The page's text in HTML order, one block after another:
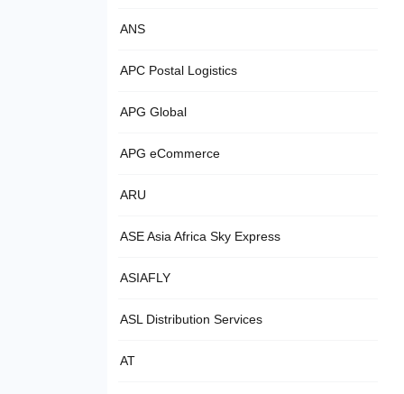
ANS
APC Postal Logistics
APG Global
APG eCommerce
ARU
ASE Asia Africa Sky Express
ASIAFLY
ASL Distribution Services
AT